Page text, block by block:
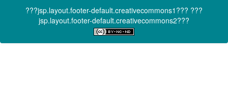
???jsp.layout.footer-default.creativecommons1??? ???
jsp.layout.footer-default.creativecommons2???